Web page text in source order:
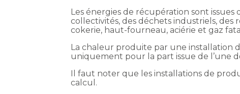
Les énergies de récupération sont
collectivités, des déchets industriels, des
cokerie, haut-fourneau, aciérie et gaz
La chaleur produite par une installation
uniquement pour la part issue de l’une
Il faut noter que les installations de
calcul.